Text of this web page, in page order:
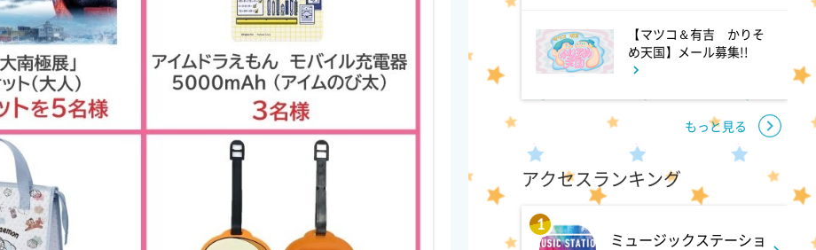
よる 10:15
マイ・フィクション #6
「すべてを操った“誰か"」
11:09
ペダる!東京
【マツコ＆有吉 かりそ
め天国】メール募集!!
もっと見る
アクセスランキング
1
ミュージックステーショ